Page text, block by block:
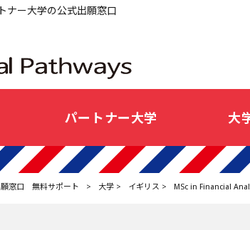
ナー大学の公式出願窓口
パートナー大学 大
願窓口 無料サポート > 大学> イギリス > MSc in Financial